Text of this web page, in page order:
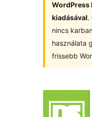
WordPress
kiadásával.
nincs
használata
frissebb